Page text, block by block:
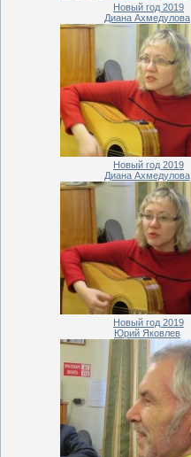
Новый год 2019
Диана Ахмедулова
Новый год 2019
Диана Ахмедулова
Новый год 2019
Юрий Яковлев